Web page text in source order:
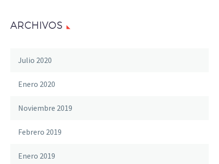
ARCHIVOS
Julio 2020
Enero 2020
Noviembre 2019
Febrero 2019
Enero 2019